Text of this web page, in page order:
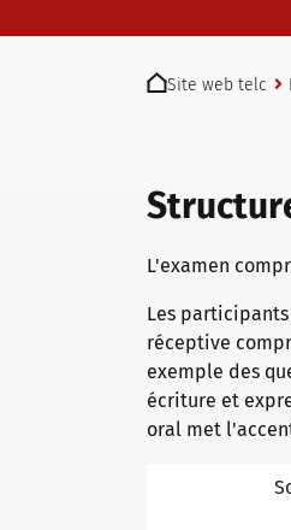
Examens telc à
Test de
Informations
Site web telc
L'examen
Les
réceptive
exemple des
écriture et
oral met